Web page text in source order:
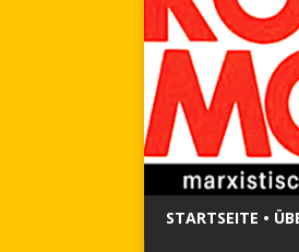
STARTSEITE •